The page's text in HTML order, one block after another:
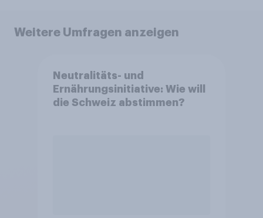
Weitere Umfragen anzeigen
Neutralitäts- und
Ernährungsinitiative: Wie will
die Schweiz abstimmen?